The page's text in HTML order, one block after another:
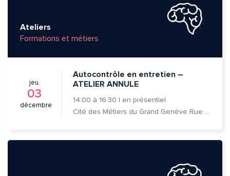
Ateliers
Formations et métiers
jeu.
03
décembre
Autocontrôle en entretien –
ATELIER ANNULE
14:00 à 16:30 | en présentiel
Cité des Métiers du Grand Genève Rue Prévost-Martin 6 1205 Genève
Message*
Commentaire*